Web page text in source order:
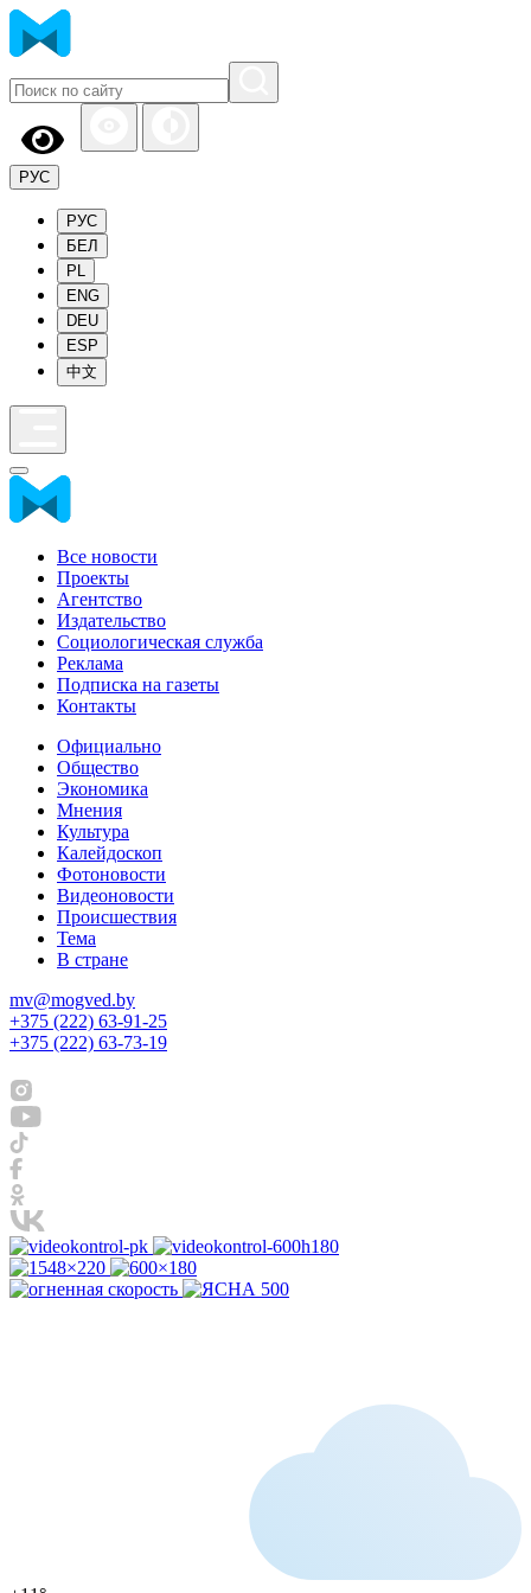
РУС
РУС
БЕЛ
PL
ENG
DEU
ESP
中文
Все новости
Проекты
Агентство
Издательство
Социологическая служба
Реклама
Подписка на газеты
Контакты
Официально
Общество
Экономика
Мнения
Культура
Калейдоскоп
Фотоновости
Видеоновости
Происшествия
Тема
В стране
mv@mogved.by
+375 (222) 63-91-25
+375 (222) 63-73-19